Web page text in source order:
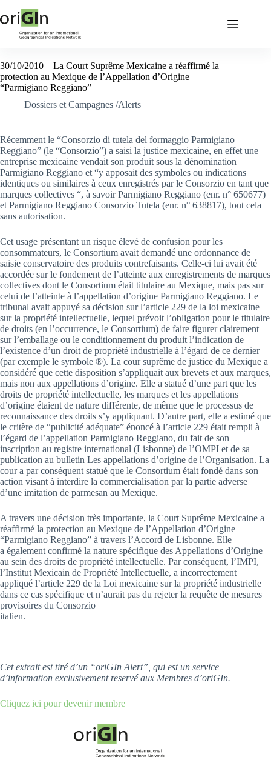
30/10/2010 – La Court Suprême Mexicaine a réaffirmé la
protection au Mexique de l’Appellation d’Origine
“Parmigiano Reggiano”
Dossiers et Campagnes /Alerts
Récemment le “Consorzio di tutela del formaggio Parmigiano
Reggiano” (le “Consorzio”) a saisi la justice mexicaine, en effet une
entreprise mexicaine vendait son produit sous la dénomination
Parmigiano Reggiano et “y apposait des symboles ou indications
identiques ou similaires à ceux enregistrés par le Consorzio en tant que
marques collectives “, à savoir Parmigiano Reggiano (enr. n° 650677)
et Parmigiano Reggiano Consorzio Tutela (enr. n° 638817), tout cela
sans autorisation.
Cet usage présentant un risque élevé de confusion pour les
consommateurs, le Consortium avait demandé une ordonnance de
saisie conservatoire des produits contrefaisants. Celle-ci lui avait été
accordée sur le fondement de l’atteinte aux enregistrements de marques
collectives dont le Consortium était titulaire au Mexique, mais pas sur
celui de l’atteinte à l’appellation d’origine Parmigiano Reggiano. Le
tribunal avait appuyé sa décision sur l’article 229 de la loi mexicaine
sur la propriété intellectuelle, lequel prévoit l’obligation pour le titulaire
de droits (en l’occurrence, le Consortium) de faire figurer clairement
sur l’emballage ou le conditionnement du produit l’indication de
l’existence d’un droit de propriété industrielle à l’égard de ce dernier
(par exemple le symbole ®). La cour suprême de justice du Mexique a
considéré que cette disposition s’appliquait aux brevets et aux marques,
mais non aux appellations d’origine. Elle a statué d’une part que les
droits de propriété intellectuelle, les marques et les appellations
d’origine étaient de nature différente, de même que le processus de
reconnaissance des droits s’y appliquant. D’autre part, elle a estimé que
le critère de “publicité adéquate” énoncé à l’article 229 était rempli à
l’égard de l’appellation Parmigiano Reggiano, du fait de son
inscription au registre international (Lisbonne) de l’OMPI et de sa
publication au bulletin Les appellations d’origine de l’Organisation. La
cour a par conséquent statué que le Consortium était fondé dans son
action visant à interdire la commercialisation par la partie adverse
d’une imitation de parmesan au Mexique.
A travers une décision très importante, la Court Suprême Mexicaine a
réaffirmé la protection au Mexique de l’Appellation d’Origine
“Parmigiano Reggiano” à travers l’Accord de Lisbonne. Elle
a également confirmé la nature spécifique des Appellations d’Origine
au sein des droits de propriété intellectuelle. Par conséquent, l’IMPI,
l’Institut Mexicain de Propriété Intellectuelle, a incorrectement
appliqué l’article 229 de la Loi mexicaine sur la propriété industrielle
dans ce cas spécifique et n’aurait pas du rejeter la requête de mesures
provisoires du Consorzio
italien.
Cet extrait est tiré d’un “oriGIn Alert”, qui est un service
d’information exclusivement reservé aux Membres d’oriGIn.
Cliquez ici pour devenir membre